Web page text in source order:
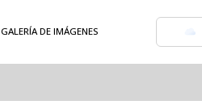
GALERÍA DE IMÁGENES